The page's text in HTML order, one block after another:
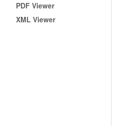
PDF Viewer
XML Viewer